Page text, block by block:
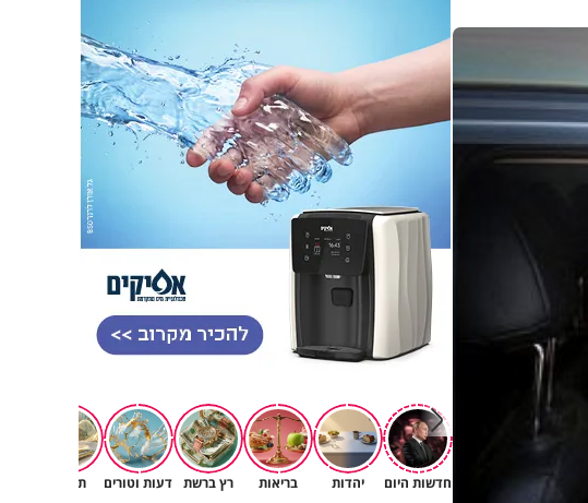
חדשות היום יהדות בריאות רץ ברשת דעות וטורים תרבות